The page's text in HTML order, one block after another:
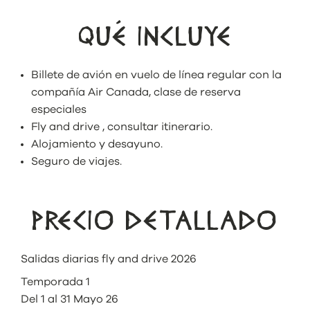
QUÉ INCLUYE
Billete de avión en vuelo de línea regular con la
compañía Air Canada, clase de reserva
especiales
Fly and drive , consultar itinerario.
Alojamiento y desayuno.
Seguro de viajes.
PRECIO DETALLADO
Salidas diarias fly and drive 2026
Temporada 1
Del 1 al 31 Mayo 26